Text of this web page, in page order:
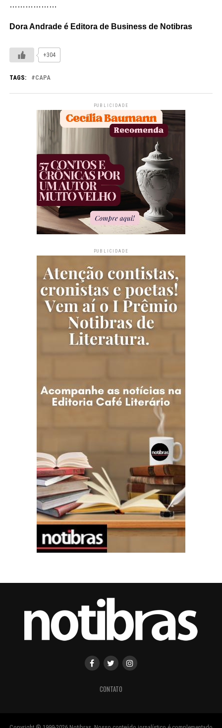
………………
Dora Andrade é Editora de Business de Notibras
+304
TAGS: CAPA
PUBLICIDADE
PUBLICIDADE
CONTATO